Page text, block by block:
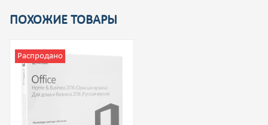
ПОХОЖИЕ ТОВАРЫ
Распродано